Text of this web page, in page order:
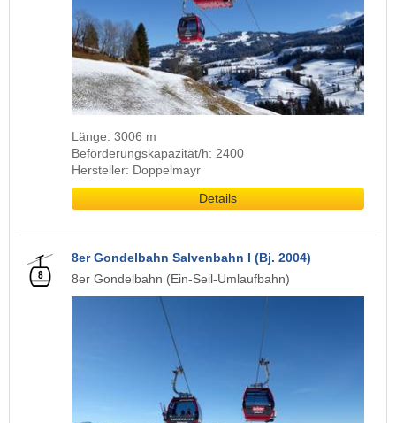
Länge: 3006 m
Beförderungskapazität/h: 2400
Hersteller: Doppelmayr
Details
8er Gondelbahn Salvenbahn I (Bj. 2004)
8er Gondelbahn (Ein-Seil-Umlaufbahn)